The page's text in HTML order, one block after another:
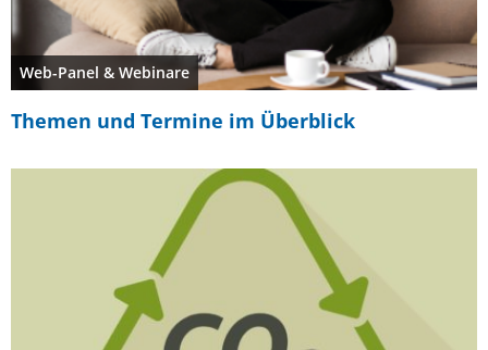
Web-Panel & Webinare
Themen und Termine im Überblick